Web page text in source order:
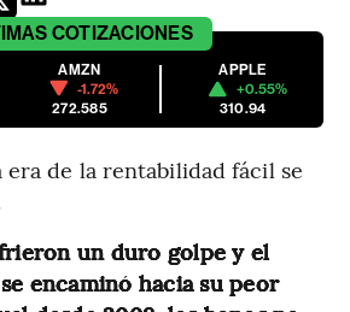
COTIZACIONES
AMZN
-1.72%
272.585
APPLE
+0.55%
310.94
de la rentabilidad fácil se
un duro golpe y el
encaminó hacia su peor